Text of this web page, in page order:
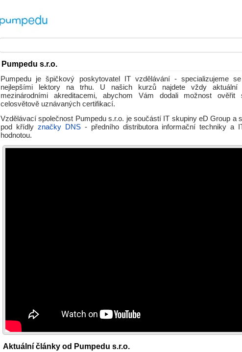
Pumpedu s.r.o.
Pumpedu je špičkový poskytovatel IT vzdělávání - specializujeme
nejlepšími lektory na trhu. U našich kurzů najdete vždy aktuální
mezinárodními akreditacemi, abychom Vám dodali možnost
celosvětově uznávaných certifikací.
Vzdělávací společnost Pumpedu s.r.o. je součástí IT skupiny eD Group a
pod křídly značky DNS- předního distributora informační techniky a
hodnotou.
Aktuální články od Pumpedu s.r.o.